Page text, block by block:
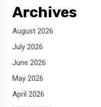
Archives
August 2026
July 2026
June 2026
May 2026
April 2026